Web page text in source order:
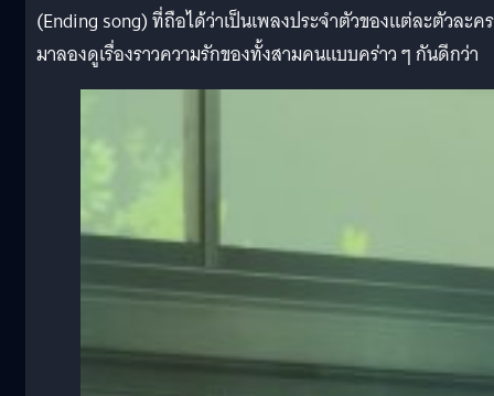
(Ending song) ที่ถือได้ว่าเป็นเพลงประจำตัวของแต่ละตัวละคร
มาลองดูเรื่องราวความรักของทั้งสามคนแบบคร่าว ๆ กันดีกว่า